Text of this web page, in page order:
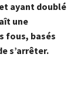
ayant doublé
une
fous, basés
s’arrêter.